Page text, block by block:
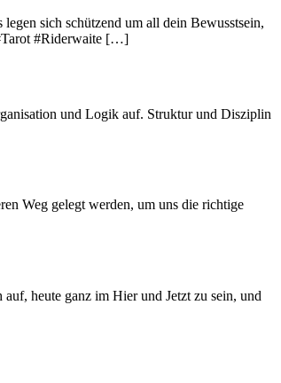
sich schützend um all dein Bewusstsein,
#Riderwaite […]
und Logik auf. Struktur und Disziplin
Weg gelegt werden, um uns die richtige
heute ganz im Hier und Jetzt zu sein, und